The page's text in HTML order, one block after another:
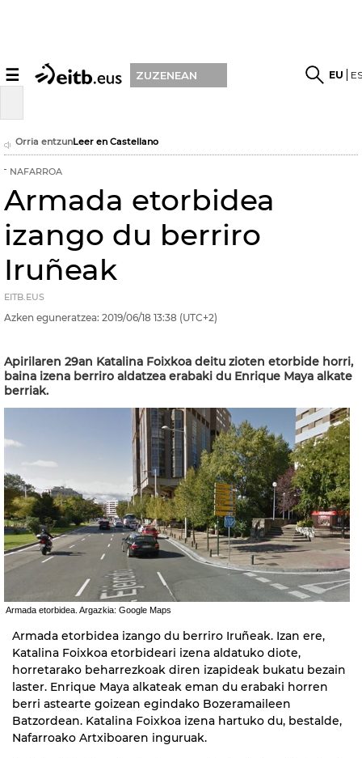
☰ ZUZENEAN EU
Orria entzunLeer en Castellano
NAFARROA
Armada etorbidea
izango du berriro
Iruñeak
EITB.EUS
Azken eguneratzea: 2019/06/18 13:38 (UTC+2)
Apirilaren 29an Katalina Foixkoa deitu zioten etorbide horri,
baina izena berriro aldatzea erabaki du Enrique Maya alkate
berriak.
Armada etorbidea. Argazkia: Google Maps
Armada etorbidea izango du berriro Iruñeak. Izan ere,
Katalina Foixkoa etorbideari izena aldatuko diote,
horretarako beharrezkoak diren izapideak bukatu bezain
laster. Enrique Maya alkateak eman du erabaki horren
berri astearte goizean egindako Bozeramaileen
Batzordean. Katalina Foixkoa izena hartuko du, bestalde,
Nafarroako Artxiboaren inguruak.